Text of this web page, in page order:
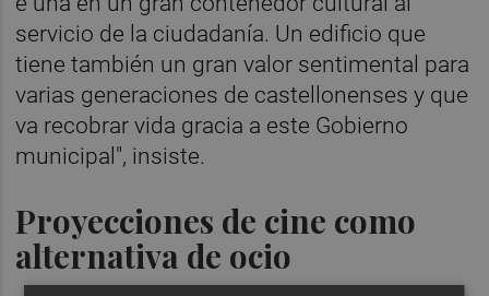
servicio de la ciudadanía. Un edificio que
tiene también un gran valor sentimental para
varias generaciones de castellonenses y que
va recobrar vida gracia a este Gobierno
municipal", insiste.
Proyecciones de cine como
alternativa de ocio